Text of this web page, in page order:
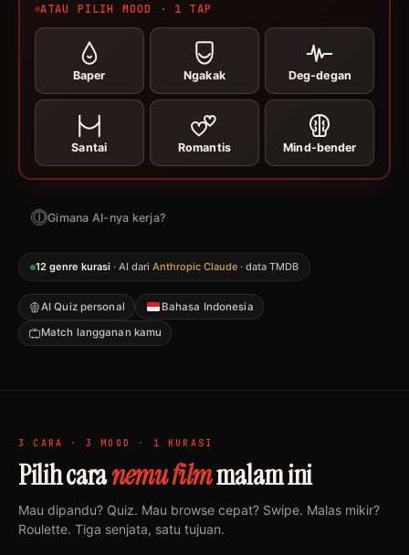
ATAU PILIH MOOD · 1 TAP
Baper Ngakak Deg-degan
Santai Romantis Mind-bender
ⓘGimana AI-nya kerja?
12 genre kurasi · AI dari Anthropic Claude · data TMDB
AI Quiz personal Bahasa Indonesia
Match langganan kamu
3 CARA · 3 MOOD · 1 KURASI
Pilih caranemu filmmalam ini
Mau dipandu? Quiz. Mau browse cepat? Swipe. Malas mikir?
Roulette. Tiga senjata, satu tujuan.